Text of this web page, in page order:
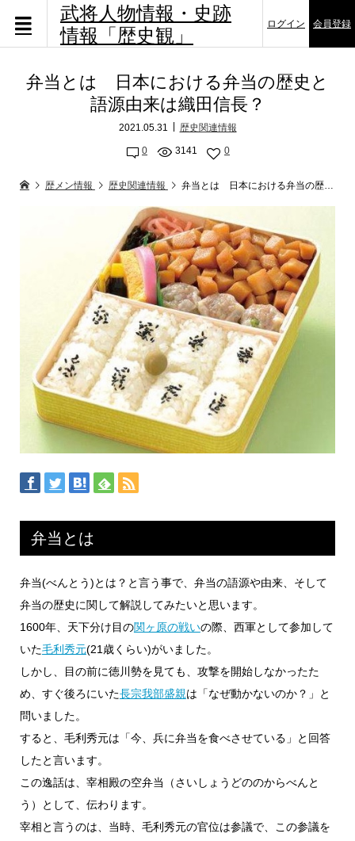
武将人物情報・史跡
情報「歴史観」
ログイン 会員登録
弁当とは 日本における弁当の歴史と
語源由来は織田信長？
2021.05.31 歴史関連情報
0 3141 0
歴メン情報 歴史関連情報 弁当とは 日本における弁当の歴史と語源由来は織田信長？
弁当とは
弁当(べんとう)とは？と言う事で、弁当の語源や由来、そして
弁当の歴史に関して解説してみたいと思います。
1600年、天下分け目の関ヶ原の戦いの際、西軍として参加して
いた毛利秀元(21歳くらい)がいました。
しかし、目の前に徳川勢を見ても、攻撃を開始しなかったた
め、すぐ後ろにいた長宗我部盛親は「なぜ動かないのか？」と
問いました。
すると、毛利秀元は「今、兵に弁当を食べさせている」と回答
したと言います。
この逸話は、宰相殿の空弁当（さいしょうどののからべんと
う）として、伝わります。
宰相と言うのは、当時、毛利秀元の官位は参議で、この参議を